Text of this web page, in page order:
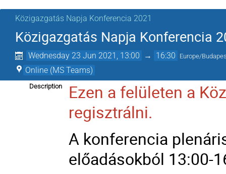
Közigazgatás Napja Konferencia 2021
Közigazgatás Napja Konferencia
Wednesday 23 Jun 2021, 13:00 → 16:30 Europe/
Online (MS Teams)
Description
Ezen a felületen a
regisztrálni.
A konferencia
előadásokból 13:00-